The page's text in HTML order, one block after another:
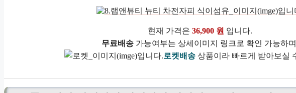
현재 가격은 36,900 원 입니다.
무료배송 가능여부는 상세이미지 링크로 확인 가능하
로켓배송상품이라 빠르게 받아보실